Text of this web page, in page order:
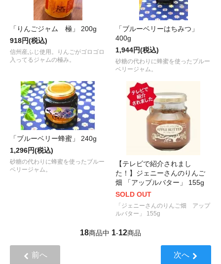
「りんごジャム 極」 200g
918円(税込)
信州産ふじ使用。りんごがゴロゴロ
入ってるジャムの極み。
「ブルーベリーはちみつ」
400g
1,944円(税込)
砂糖の代わりに蜂蜜を使ったブルー
ベリージャム。
「ブルーベリー蜂蜜」 240g
1,296円(税込)
砂糖の代わりに蜂蜜を使ったブルー
ベリージャム。
【テレビで紹介されまし
た！】ジェニーさんのりんご
畑 「アップルバター」 155g
SOLD OUT
「ジェニーさんのりんご畑 アップ
ルバター」 155g
18商品中 1-12商品
前へ 次へ